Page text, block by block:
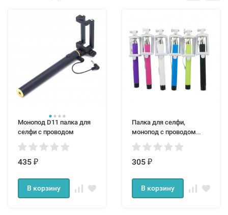
Монопод D11 палка для
селфи с проводом
435 ₽
В корзину
Палка для селфи,
монопод с проводом
KjStar Z07-6S
305 ₽
В корзину